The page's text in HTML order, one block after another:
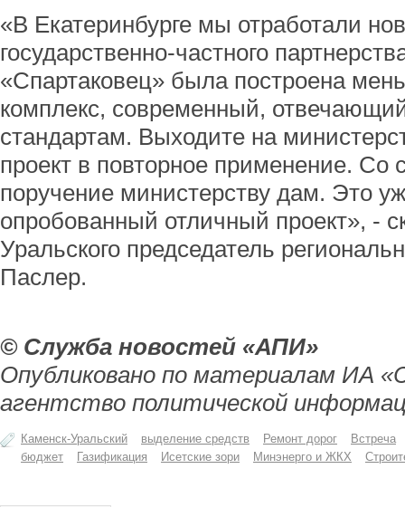
«В Екатеринбурге мы отработали
государственно-частного
«Спартаковец» была построена
комплекс, современный,
стандартам. Выходите на
проект в повторное применение. Со
поручение министерству дам. Это
опробованный отличный проект», -
Уральского председатель
Паслер.
© Служба новостей «АПИ»
Опубликовано по материалам ИА
агентство политической
Каменск-Уральский выделение средств Ремонт дорог
Встреча
бюджет
Газификация Исетские зори Минэнерго и ЖКХ